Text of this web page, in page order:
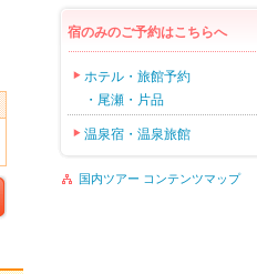
宿のみのご予約はこちらへ
ホテル・旅館予約
・尾瀬・片品
温泉宿・温泉旅館
国内ツアー コンテンツマップ